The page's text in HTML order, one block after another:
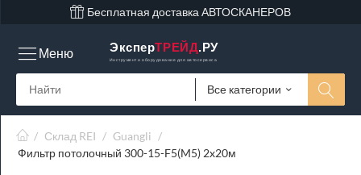
Бесплатная доставка АВТОСКАНЕРОВ
ЭксперТРЕЙД.РУ
Инструмент и оборудование для автосервиса
Все категории
Меню
/ Склад REI / Guangli /
Фильтр потолочный 300-15-F5(M5) 2x20м